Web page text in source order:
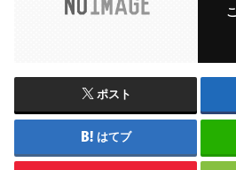
ポスト
はてブ